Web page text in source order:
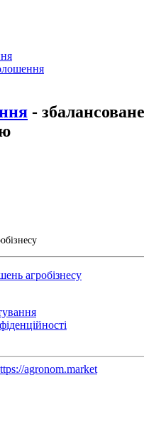
-
агробізнесу
agronom.market